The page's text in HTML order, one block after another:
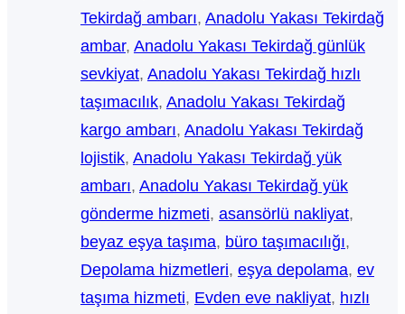
Tekirdağ ambarı, Anadolu Yakası Tekirdağ
ambar, Anadolu Yakası Tekirdağ günlük
sevkiyat, Anadolu Yakası Tekirdağ hızlı
taşımacılık, Anadolu Yakası Tekirdağ
kargo ambarı, Anadolu Yakası Tekirdağ
lojistik, Anadolu Yakası Tekirdağ yük
ambarı, Anadolu Yakası Tekirdağ yük
gönderme hizmeti, asansörlü nakliyat
beyaz eşya taşıma, büro taşımacılığı
Depolama hizmetleri, eşya depolama, ev
taşıma hizmeti, Evden eve nakliyat, hızlı